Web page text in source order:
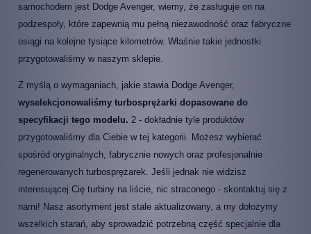
samochodem jest Dodge Avenger, wiemy, że zasługuje on na
podzespoły, które zapewnią mu pełną niezawodność oraz fabryczne
osiągi na kolejne tysiące kilometrów. Właśnie takie jednostki
przygotowaliśmy w naszym sklepie.
Z myślą o wymaganiach, jakie stawia Dodge Avenger,
wyselekcjonowaliśmy turbosprężarki dopasowane do
specyfikacji tego modelu. 2 - dokładnie tyle produktów
przygotowaliśmy dla Ciebie w tej kategorii. Możesz wybierać
spośród oryginalnych, fabrycznie nowych oraz profesjonalnie
regenerowanych turbosprężarek. Jeśli jednak nie widzisz
interesującej Cię turbiny na liście, nic straconego - skontaktuj się z
nami! Nasz asortyment jest stale aktualizowany, a my dołożymy
wszelkich starań, aby sprowadzić potrzebną część specjalnie dla